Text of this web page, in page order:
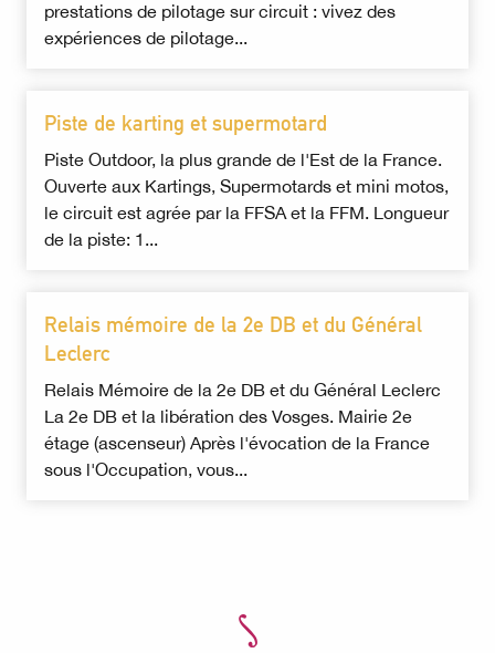
prestations de pilotage sur circuit : vivez des
expériences de pilotage...
Piste de karting et supermotard
Piste Outdoor, la plus grande de l'Est de la France.
Ouverte aux Kartings, Supermotards et mini motos,
le circuit est agrée par la FFSA et la FFM. Longueur
de la piste: 1...
Relais mémoire de la 2e DB et du Général
Leclerc
Relais Mémoire de la 2e DB et du Général Leclerc
La 2e DB et la libération des Vosges. Mairie 2e
étage (ascenseur) Après l'évocation de la France
sous l'Occupation, vous...